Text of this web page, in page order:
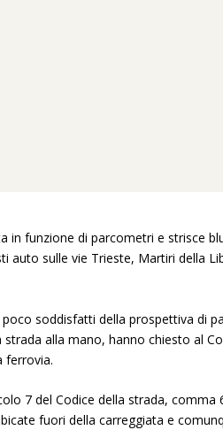
in funzione di parcometri e strisce
auto sulle vie Trieste, Martiri della
soddisfatti della prospettiva di
strada alla mano, hanno chiesto al
ferrovia.
7 del Codice della strada,
fuori della carreggiata e